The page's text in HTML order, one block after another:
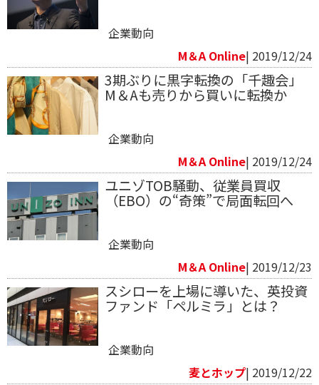
企業動向
M＆A Online| 2019/12/24
3期ぶりに黒字転換の「千趣会」
M＆Aも売りから買いに転換か
企業動向
M＆A Online| 2019/12/24
ユニゾTOB騒動、従業員買収
（EBO）の“奇策”で局面転回へ
企業動向
M＆A Online| 2019/12/23
スシローを上場に導いた、英投資
ファンド「ペルミラ」とは？
企業動向
麦とホップ| 2019/12/22